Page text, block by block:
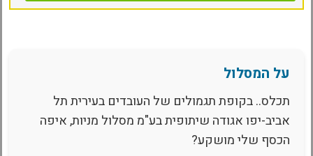
על המסלול
תכלס.. בקופת תגמולים של העובדים בעירית תל
אביב-יפו אגודה שיתופית בע"מ מסלול מניות, איפה
הכסף שלי מושקע?